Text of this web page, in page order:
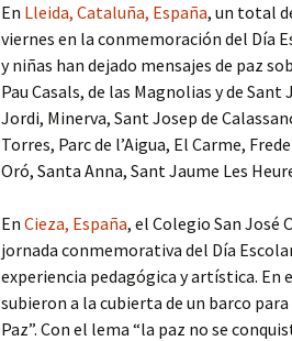
En Lleida, Cataluña, España, un total
viernes en la conmemoración del Día
y niñas han dejado mensajes de paz
Pau Casals, de las Magnolias y de
Jordi, Minerva, Sant Josep de
Torres, Parc de l’Aigua, El Carme,
Oró, Santa Anna, Sant Jaume Les
EnCieza, España, el Colegio San José
jornada conmemorativa del Día
experiencia pedagógica y artística. En
subieron a la cubierta de un barco
Paz”. Con el lema “la paz no se